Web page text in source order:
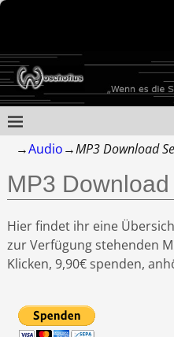
→Audio→MP3 Download
MP3
Hier findet ihr eine
zur Verfügung stehenden
Klicken, 9,90€ spenden,